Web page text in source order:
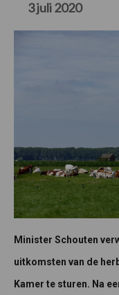
3 juli 2020
Minister Schouten
uitkomsten van de
Kamer te sturen. Na